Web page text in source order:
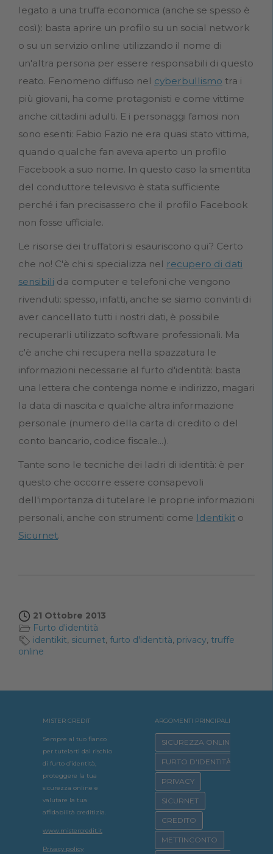
legato a una truffa economica (anche se spesso è
così): basta aprire un profilo su un social network
o su un servizio online utilizzando il nome di
un'altra persona per essere responsabili di questo
reato. Fenomeno diffuso nel cyberbullismo tra i
più giovani, ha come protagonisti e come vittime
anche cittadini adulti. E i personaggi famosi non
sono esenti: Fabio Fazio ne era quasi stato vittima,
quando qualche fan aveva aperto un profilo
Facebook a suo nome. In questo caso la smentita
del conduttore televisivo è stata sufficiente
perché i fan precisassero che il profilo Facebook
non fosse ufficiale.
Le risorse dei truffatori si esauriscono qui? Certo
che no! C'è chi si specializza nel recupero di dati
sensibili da computer e telefoni che vengono
rivenduti: spesso, infatti, anche se siamo convinti di
aver cancellato tutti i nostri dati, è possibile
recuperarli utilizzato software professionali. Ma
c'è anche chi recupera nella spazzatura le
informazioni necessarie al furto d'identità: basta
una lettera che contenga nome e indirizzo, magari
la data di nascita e qualche altra informazione
personale (numero della carta di credito o del
conto bancario, codice fiscale...).
Tante sono le tecniche dei ladri di identità: è per
questo che occorre essere consapevoli
dell'importanza di tutelare le proprie informazioni
personali, anche con strumenti come Identikit o
Sicurnet.
21 Ottobre 2013
Furto d'identità
identikit, sicurnet, furto d'identità, privacy, truffe
online
MISTER CREDIT
Sempre al tuo fianco
per tutelarti dal rischio
di furto d’identità,
proteggere la tua
sicurezza online e
valutare la tua
affidabilità creditizia.
www.mistercredit.it
Privacy policy
ARGOMENTI PRINCIPALI
SICUREZZA ONLINE
FURTO D'IDENTITÀ
PRIVACY
SICURNET
CREDITO
METTINCONTO